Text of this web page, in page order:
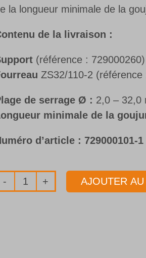
la longueur minimale de la
de la livraison :
(référence : 729000260)
ZS32/110-2 (référence
de serrage Ø : 2,0 – 32,0
minimale de la
d’article : 729000101-1
quantité
AJOUTER